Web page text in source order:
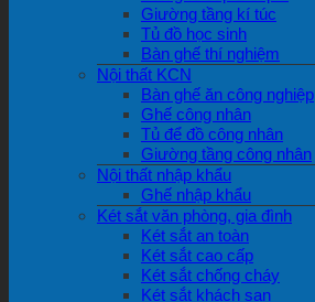
Giường tầng kí túc
Tủ đồ học sinh
Bàn ghế thí nghiệm
Nội thất KCN
Bàn ghế ăn công nghiệp
Ghế công nhân
Tủ để đồ công nhân
Giường tầng công nhân
Nội thất nhập khẩu
Ghế nhập khẩu
Két sắt văn phòng, gia đình
Két sắt an toàn
Két sắt cao cấp
Két sắt chống cháy
Két sắt khách sạn